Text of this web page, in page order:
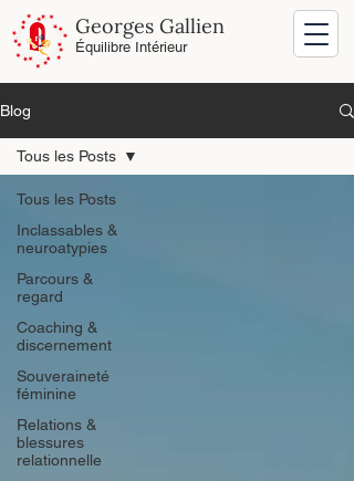
Georges Gallien
Équilibre Intérieur
Blog
Tous les Posts
Inclassables &
neuroatypies
Parcours &
regard
Coaching &
discernement
Souveraineté
féminine
Relations &
blessures
relationnelle
Tous les Posts